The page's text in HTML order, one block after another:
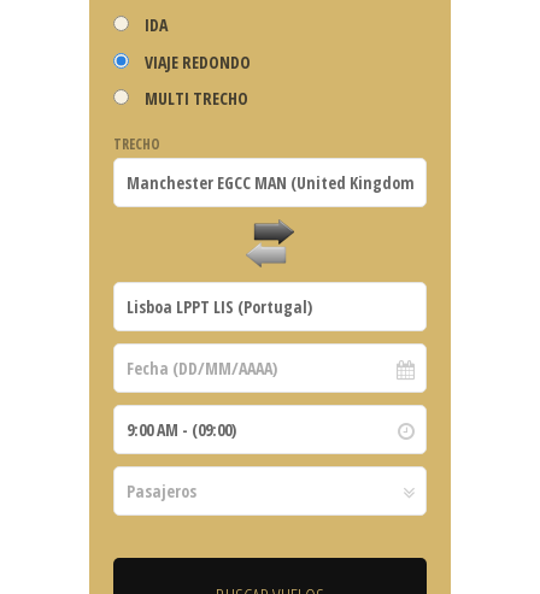
IDA
VIAJE REDONDO
MULTI TRECHO
TRECHO